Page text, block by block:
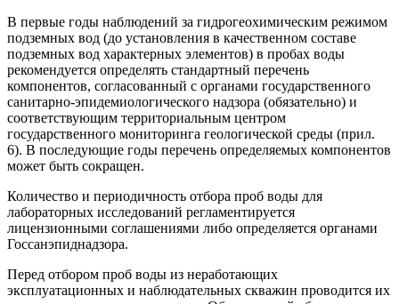
В первые годы наблюдений за гидрогеохимическим режимом
подземных вод (до установления в качественном составе
подземных вод характерных элементов) в пробах воды
рекомендуется определять стандартный перечень
компонентов, согласованный с органами государственного
санитарно-эпидемиологического надзора (обязательно) и
соответствующим территориальным центром
государственного мониторинга геологической среды (прил.
6). В последующие годы перечень определяемых компонентов
может быть сокращен.
Количество и периодичность отбора проб воды для
лабораторных исследований регламентируется
лицензионными соглашениями либо определяется органами
Госсанэпиднадзора.
Перед отбором проб воды из неработающих
эксплуатационных и наблюдательных скважин проводится их